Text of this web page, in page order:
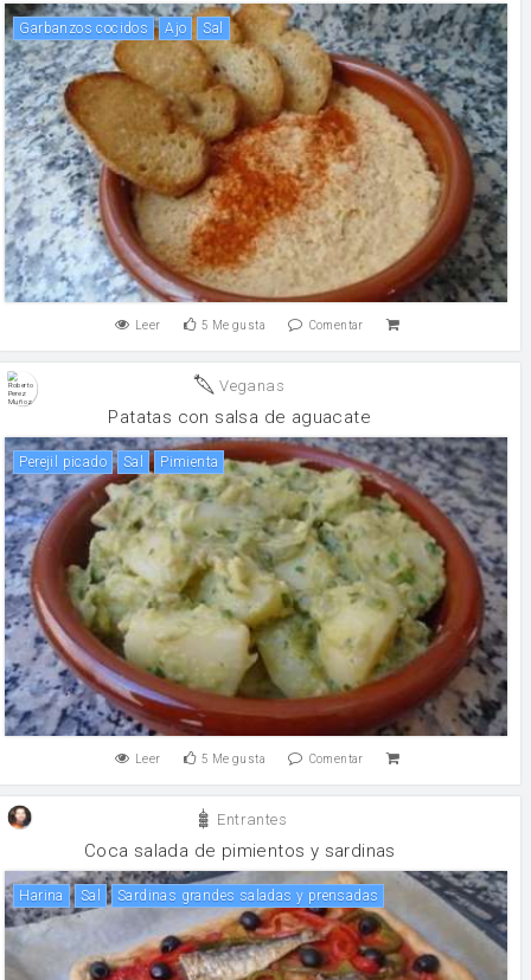
Garbanzos cocidos ajo sal
Leer 5 Me gusta Comentar
Veganas
Patatas con salsa de aguacate
Perejil picado sal pimienta
Leer 5 Me gusta Comentar
Entrantes
Coca salada de pimientos y sardinas
harina sal Sardinas grandes saladas y prensadas